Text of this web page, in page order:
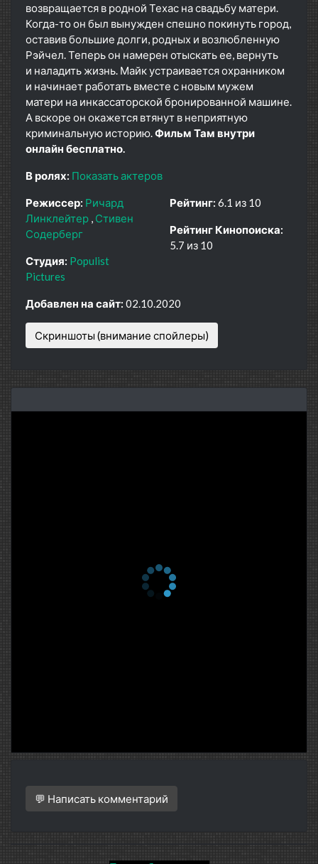
возвращается в родной Техас на свадьбу матери.
Когда-то он был вынужден спешно покинуть город,
оставив большие долги, родных и возлюбленную
Рэйчел. Теперь он намерен отыскать ее, вернуть
и наладить жизнь. Майк устраивается охранником
и начинает работать вместе с новым мужем
матери на инкассаторской бронированной машине.
А вскоре он окажется втянут в неприятную
криминальную историю.Фильм Там внутри
онлайн бесплатно.
В ролях: Показать актеров
Режиссер: Ричард
Линклейтер Стивен
Содерберг
Студия: Populist
Pictures
Рейтинг: 6.1 из 10
Рейтинг Кинопоиска:
5.7 из 10
Добавлен на сайт: 02.10.2020
Скриншоты (внимание спойлеры)
💬 Написать комментарий